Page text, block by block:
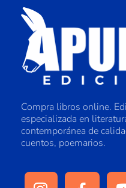
Compra libros online.
especializada en
contemporánea de
cuentos, poemarios.